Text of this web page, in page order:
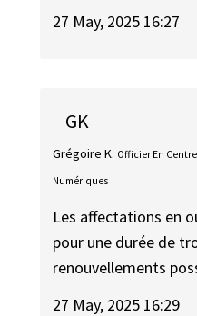
27 May, 2025 16:27
GK
Grégoire K. Officier En
Numériques
Les affectations en
pour une durée de
renouvellements
27 May, 2025 16:29